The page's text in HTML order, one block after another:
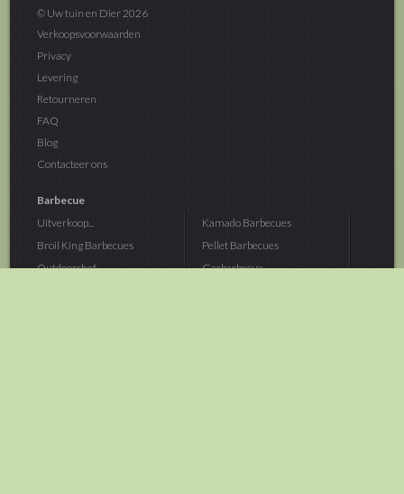
© Uw tuin en Dier 2026
Verkoopsvoorwaarden
Privacy
Levering
Retourneren
FAQ
Blog
Contacteer ons
Barbecue
Uitverkoop...
Broil King Barbecues
Outdoorchef...
Kamado Barbecues
Pellet Barbecues
Gasbarbecue